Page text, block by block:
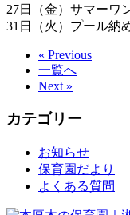
27日（金）サマーワ
31日（火）プール納
« Previous
一覧へ
Next »
カテゴリー
お知らせ
保育園だより
よくある質問